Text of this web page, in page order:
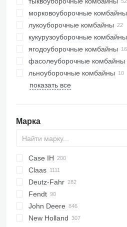
морковоуборочные комбайны
лукоуборочные комбайны
кукурузоуборочные комбайны
ягодоуборочные комбайны
фасолеуборочные комбайны
льноуборочные комбайны
показать все
Марка
CM
T
Spartan
Case IH
1680
2188
2388
5088
5130
560R
740
Lexion
Claas
Avero
C-series
Commandor
Dominator
9100
Deutz-Fahr
M series
TopLiner
D-series
Fendt
Ideal
Katana
E series
RL
SF
EVO
MAXTRON
TV
Terra
John Deere
550
AMT
MC
310
34
Vario
New Holland